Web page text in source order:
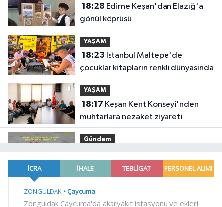
18:28
gönül köprüsü
YAŞAM
18:23
çocuklar kitapların renkli dünyasında
YAŞAM
18:17
muhtarlara nezaket ziyareti
Gündem
operasyonda 253 kilo esrar ele
geçirildi
18:06İzmir Karabağlar Meclisi'nde